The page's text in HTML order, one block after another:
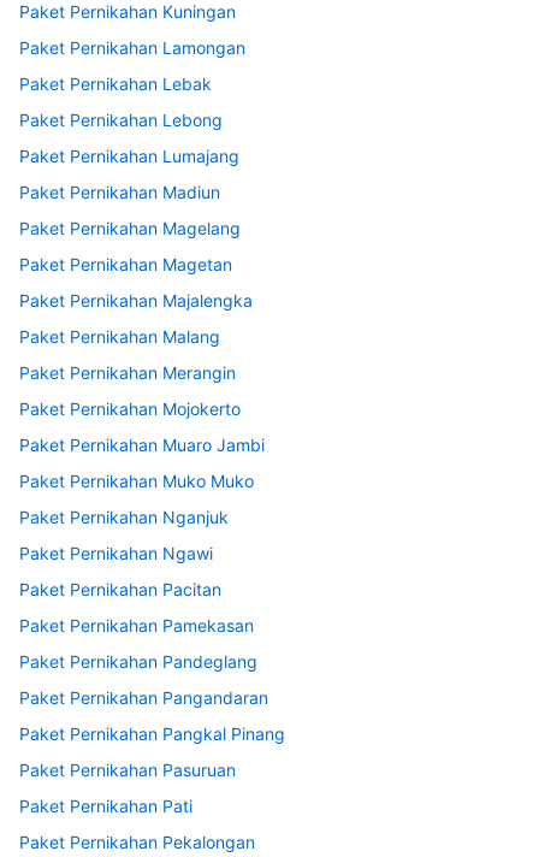
Paket Pernikahan Kuningan
Paket Pernikahan Lamongan
Paket Pernikahan Lebak
Paket Pernikahan Lebong
Paket Pernikahan Lumajang
Paket Pernikahan Madiun
Paket Pernikahan Magelang
Paket Pernikahan Magetan
Paket Pernikahan Majalengka
Paket Pernikahan Malang
Paket Pernikahan Merangin
Paket Pernikahan Mojokerto
Paket Pernikahan Muaro Jambi
Paket Pernikahan Muko Muko
Paket Pernikahan Nganjuk
Paket Pernikahan Ngawi
Paket Pernikahan Pacitan
Paket Pernikahan Pamekasan
Paket Pernikahan Pandeglang
Paket Pernikahan Pangandaran
Paket Pernikahan Pangkal Pinang
Paket Pernikahan Pasuruan
Paket Pernikahan Pati
Paket Pernikahan Pekalongan